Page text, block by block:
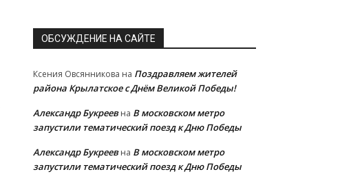
ОБСУЖДЕНИЕ НА САЙТЕ
Ксения Овсянникова на Поздравляем жителей
района Крылатское с Днём Великой Победы!
Александр Букреевна В московском метро
запустили тематический поезд к Дню Победы
Александр Букреевна В московском метро
запустили тематический поезд к Дню Победы